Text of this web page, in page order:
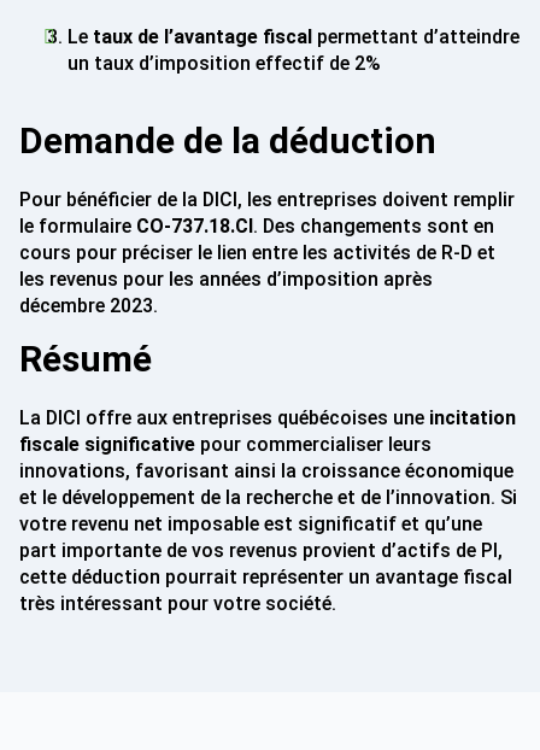
Le taux de l’avantage fiscal permettant d’atteindre
un taux d’imposition effectif de 2%
Demande de la déduction
Pour bénéficier de la DICI, les entreprises doivent remplir
le formulaire CO-737.18.CI . Des changements sont en
cours pour préciser le lien entre les activités de R-D et
les revenus pour les années d’imposition après
décembre 2023.
Résumé
La DICI offre aux entreprises québécoises une incitation
fiscale significative pour commercialiser leurs
innovations, favorisant ainsi la croissance économique
et le développement de la recherche et de l’innovation. Si
votre revenu net imposable est significatif et qu’une
part importante de vos revenus provient d’actifs de PI,
cette déduction pourrait représenter un avantage fiscal
très intéressant pour votre société.